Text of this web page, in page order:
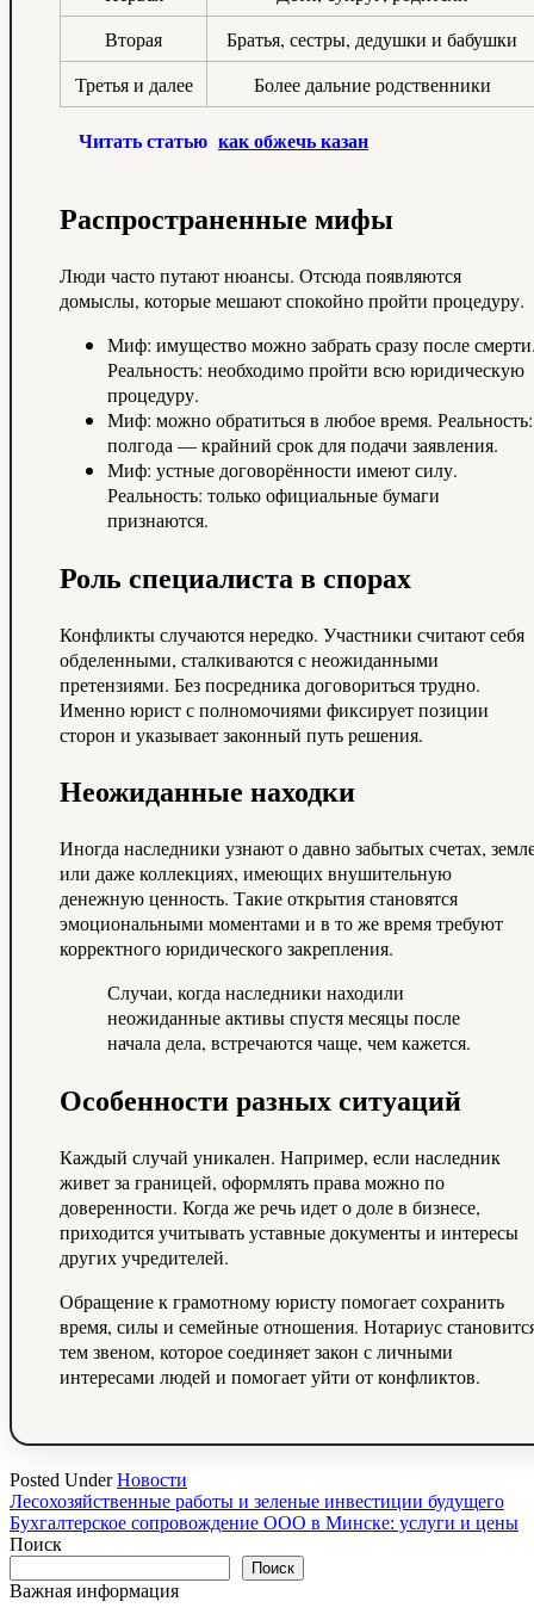
Вторая
Братья, сестры, дедушки и бабушки
Третья и далее
Более дальние родственники
Читать статью как обжечь казан
Распространенные мифы
Люди часто путают нюансы. Отсюда появляются
домыслы, которые мешают спокойно пройти процедуру.
Миф: имущество можно забрать сразу после
Реальность: необходимо пройти всю юридическую
процедуру.
Миф: можно обратиться в любое время. Реальность:
полгода — крайний срок для подачи заявления.
Миф: устные договорённости имеют силу.
Реальность: только официальные бумаги
признаются.
Роль специалиста в спорах
Конфликты случаются нередко. Участники считают себя
обделенными, сталкиваются с неожиданными
претензиями. Без посредника договориться трудно.
Именно юрист с полномочиями фиксирует позиции
сторон и указывает законный путь решения.
Неожиданные находки
Иногда наследники узнают о давно забытых счетах,
или даже коллекциях, имеющих внушительную
денежную ценность. Такие открытия становятся
эмоциональными моментами и в то же время требуют
корректного юридического закрепления.
Случаи, когда наследники находили
неожиданные активы спустя месяцы после
начала дела, встречаются чаще, чем кажется.
Особенности разных ситуаций
Каждый случай уникален. Например, если наследник
живет за границей, оформлять права можно по
доверенности. Когда же речь идет о доле в бизнесе,
приходится учитывать уставные документы и интересы
других учредителей.
Обращение к грамотному юристу помогает сохранить
время, силы и семейные отношения. Нотариус
тем звеном, которое соединяет закон с личными
интересами людей и помогает уйти от конфликтов.
Posted UnderНовости
Навигация
по
Лесохозяйственные работы и зеленые инвестиции будущего
Бухгалтерское сопровождение ООО в Минске: услуги и цены
Поиск
Поиск
Важная информация